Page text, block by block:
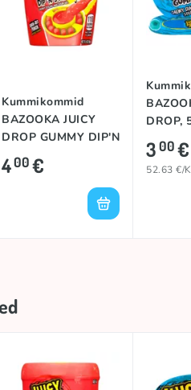
Kummikommid
BAZOOKA JUICY
DROP GUMMY DIP'N
STIX, 96g
400€
DROP,
300€
52.63 €/